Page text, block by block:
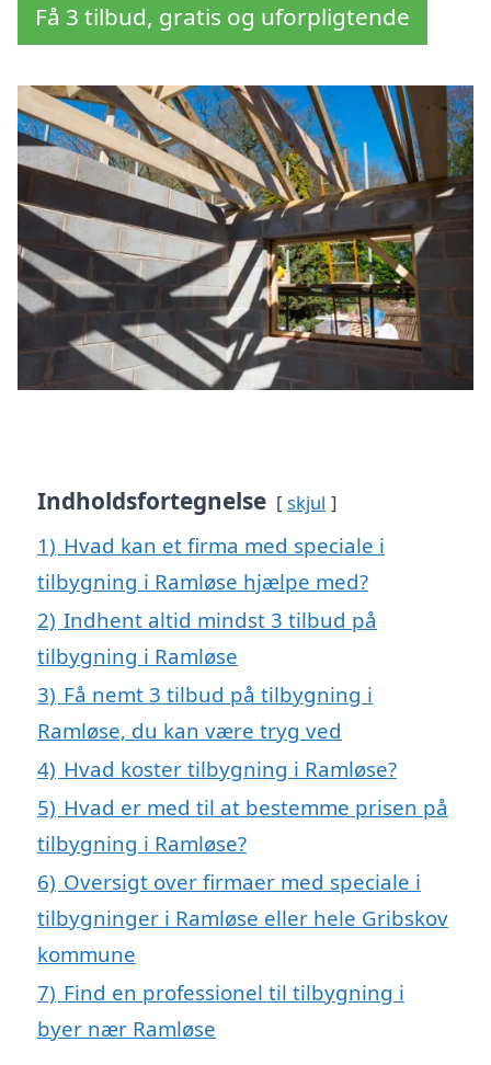
Få 3 tilbud, gratis og uforpligtende
Indholdsfortegnelse skjul
1) Hvad kan et firma med speciale i
tilbygning i Ramløse hjælpe med?
2) Indhent altid mindst 3 tilbud på
tilbygning i Ramløse
3) Få nemt 3 tilbud på tilbygning i
Ramløse, du kan være tryg ved
4) Hvad koster tilbygning i Ramløse?
5) Hvad er med til at bestemme prisen på
tilbygning i Ramløse?
6) Oversigt over firmaer med speciale i
tilbygninger i Ramløse eller hele Gribskov
kommune
7) Find en professionel til tilbygning i
byer nær Ramløse